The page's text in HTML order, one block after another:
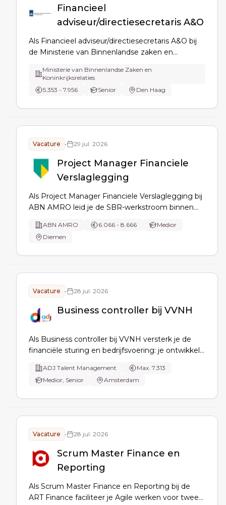
Financieel
adviseur/directiesecretaris A&O
Als Financieel adviseur/directiesecretaris A&O bij
de Ministerie van Binnenlandse zaken en
met financieel advies, bewaak je besluitvorming
en uitvoering, coördineer je planning & control en
begroting, optimaliseer je financieel beheer en
stuur je informatiehuishouding aan.
Ministerie van Binnenlandse Zaken en
Koninkrijksrelaties
5.353 - 7.956
Senior Den Haag
Vacature • 29 jul. 2026
Project Manager Financiele
Verslaglegging
Als Project Manager Financiele Verslaglegging bij
ABN AMRO leid je de SBR-werkstroom binnen
standaardiseren en digitaliseren, SBR
implementeren en borgen, KPI’s sturen, adoptie
ABN AMRO 6.066 - 8.666
Medior
Diemen
Vacature • 28 jul. 2026
Business controller bij VVNH
Als Business controller bij VVNH versterk je de
financiële sturing en bedrijfsvoering: je ontwikkelt
bestuurder en rectoren, maakt scenarioanalyses
en verbetert processen, informatievoorziening en
ADJ Talent Management
Max. 7.313
Medior, Senior
Amsterdam
Vacature • 28 jul. 2026
Scrum Master Finance en
Reporting
Als Scrum Master Finance en Reporting bij de
ART Finance faciliteer je Agile werken voor twee